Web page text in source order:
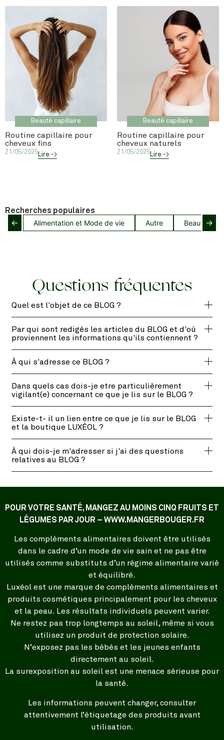
Beauté capillaire
Routine capillaire pour
cheveux fins
21/05/2025Lire ->
Beauté capillaire
Routine capillaire pour
cheveux naturels
21/05/2025Lire ->
Recherches populaires
← Alimentation et Mode de vie Autre Beauté→
Questions fréquentes
Quel est l'objet de ce BLOG ?
Par qui sont redigés les articles du BLOG et d'où
proviennent les informations qu'ils contiennent ?
À qui s'adresse ce BLOG ?
Dans quels cas dois-je etre particulièrement
vigilant(e) concernant ce que je lis sur le BLOG ?
Existe-t- il un lien entre ce que je lis sur le BLOG
et la boutique LUXÉOL ?
À qui dois-je m'adresser si j'ai des questions
relatives au BLOG ?
POUR VOTRE SANTÉ, MANGEZ AU MOINS CINQ FRUITS ET
LÉGUMES PAR JOUR – WWW.MANGERBOUGER.FR
Les compléments alimentaires doivent être utilisés
dans le cadre d’un mode de vie sain et ne pas être
utilisés comme substituts d’un régime alimentaire varié
et équilibré.
Luxéol est une marque de compléments alimentaires et
produits cosmétiques principalement pour les cheveux
et la peau. Les résultats individuels peuvent varier.
Ne restez pas trop longtemps au soleil, même si vous
utilisez un produit de protection solaire.
N’exposez pas les bébés et les jeunes enfants
directement au soleil.
La surexposition au soleil est une menace sérieuse pour
la santé.
Les informations peuvent changer, consulter
attentivement l’étiquetage des produits avant
utilisation.